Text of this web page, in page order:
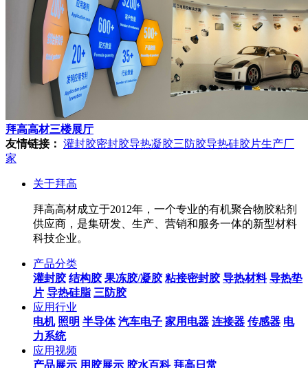
拜高高材三楼展厅
友情链接： 灌封胶密封胶导热凝胶三防胶导热硅胶片生产厂
家
关于拜高
拜高高材成立于2012年，一个专业的有机聚合物胶粘剂
供应商，是集研发、生产、营销和服务一体的新型材料
科技企业。
产品分类
灌封胶 结构胶 果冻胶/凝胶 粘接密封胶 导热材料 导热垫
片 导热硅脂 三防胶
应用行业
电机 照明 半导体 汽车电子 家用电器 连接器 传感器 电
力系统
应用视频
产品展示 用胶展示 胶水百科 拜高日常